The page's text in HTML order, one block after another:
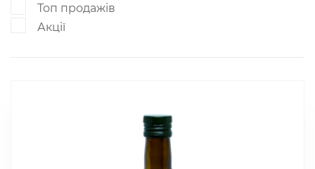
Топ продажів
Акції